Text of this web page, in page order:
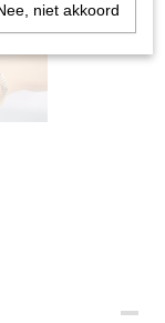
niet akkoord